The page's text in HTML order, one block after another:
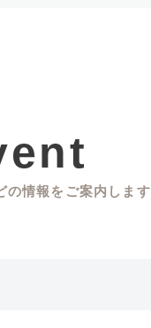
の情報をご案内します